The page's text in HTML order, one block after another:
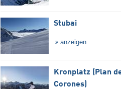
Stubai
anzeigen
Kronplatz (Plan
Corones)